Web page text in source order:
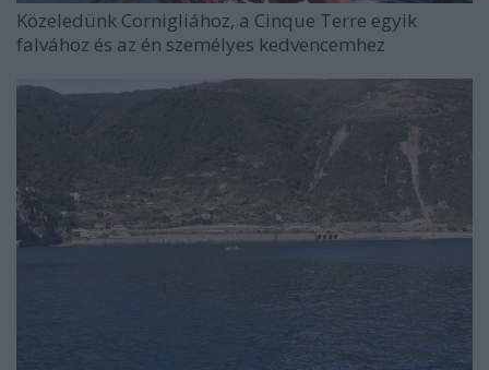
Közeledünk Cornigliához, a Cinque Terre egyik
falvához és az én személyes kedvencemhez